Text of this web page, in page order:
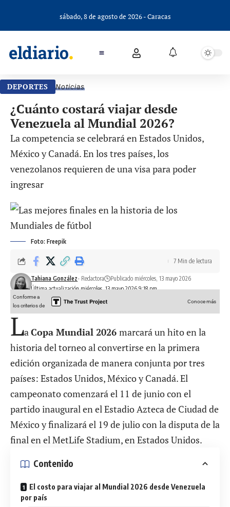
sábado, 8 de agosto de 2026 - Caracas
DEPORTES Noticias
¿Cuánto costará viajar desde
Venezuela al Mundial 2026?
La competencia se celebrará en Estados Unidos,
México y Canadá. En los tres países, los
venezolanos requieren de una visa para poder
ingresar
Foto: Freepik
Última actualización miércoles, 13 mayo 2026 9:18 pm
Tahiana González- Redactora Publicado miércoles, 13 mayo 2026
7 Min de lectura
Conforme a
los criterios de
Conoce más
La Copa Mundial 2026 marcará un hito en la
historia del torneo al convertirse en la primera
edición organizada de manera conjunta por tres
países: Estados Unidos, México y Canadá. El
campeonato comenzará el 11 de junio con el
partido inaugural en el Estadio Azteca de Ciudad de
México y finalizará el 19 de julio con la disputa de la
final en el MetLife Stadium, en Estados Unidos.
Contenido
El costo para viajar al Mundial 2026 desde Venezuela
por país